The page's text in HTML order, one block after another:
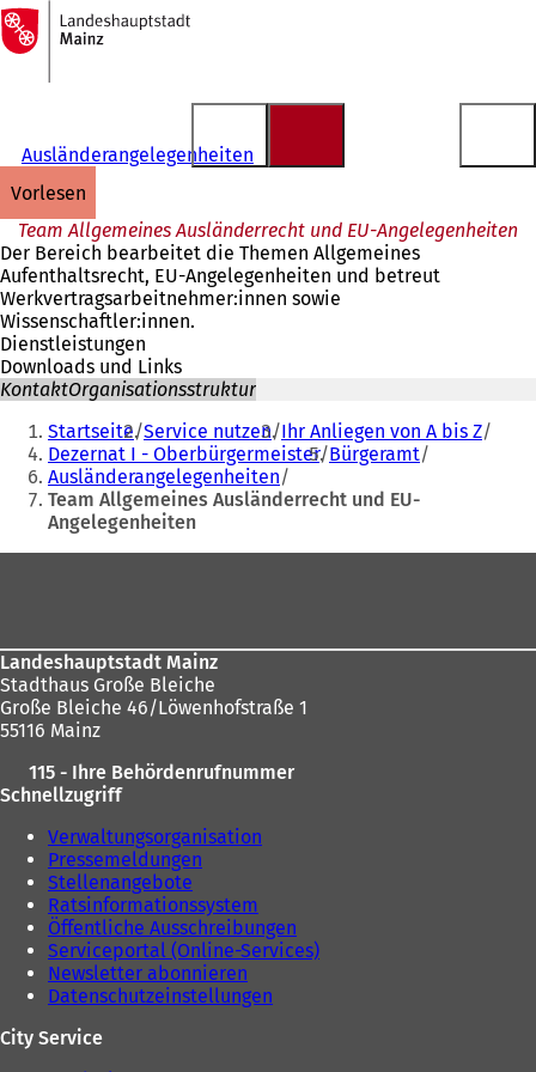
Inhalt anspringen
Zur
Startseite
Ausländerangelegenheiten
vorlesen
Team Allgemeines Ausländerrecht und EU-Angelegenheiten
Der Bereich bearbeitet die Themen Allgemeines
Aufenthaltsrecht, EU-Angelegenheiten und betreut
Werkvertragsarbeitnehmer:innen sowie
Wissenschaftler:innen.
Dienstleistungen
Downloads und Links
KontaktOrganisationsstruktur
Sie
befinden
sich
hier:
Startseite Service nutzen Ihr Anliegen von A bis Z
Dezernat I - Oberbürgermeister Bürgeramt
Ausländerangelegenheiten
Team Allgemeines Ausländerrecht und EU-
Angelegenheiten
Landeshauptstadt Mainz
Stadthaus Große Bleiche
Große Bleiche 46/Löwenhofstraße 1
55116 Mainz
115 - Ihre Behördenrufnummer
Schnellzugriff
Verwaltungsorganisation
Pressemeldungen
Stellenangebote
Ratsinformationssystem
Öffentliche Ausschreibungen
Serviceportal (Online-Services)
Newsletter abonnieren
Datenschutzeinstellungen
City Service